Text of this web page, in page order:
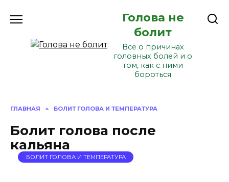
Голова не
болит
Все о причинах
головных болей и о
том, как с ними
бороться
ГЛАВНАЯ » БОЛИТ ГОЛОВА И ТЕМПЕРАТУРА
Болит голова после
кальяна
БОЛИТ ГОЛОВА И ТЕМПЕРАТУРА